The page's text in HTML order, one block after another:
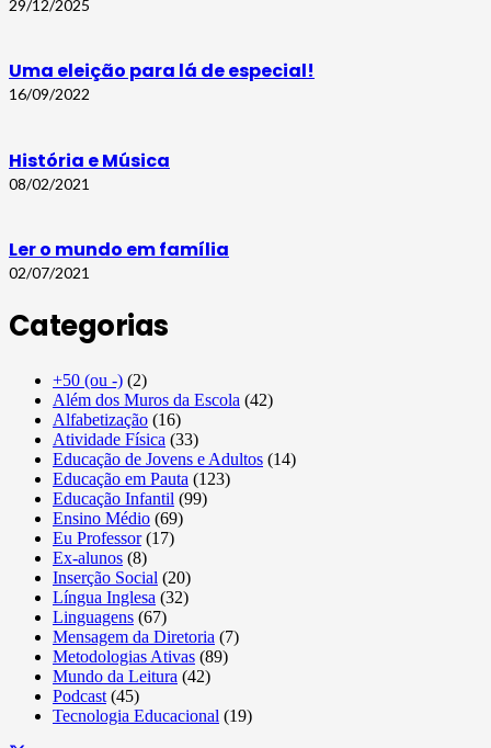
29/12/2025
Uma eleição para lá de especial!
16/09/2022
História e Música
08/02/2021
Ler o mundo em família
02/07/2021
Categorias
+50 (ou -) (2)
Além dos Muros da Escola (42)
Alfabetização (16)
Atividade Física (33)
Educação de Jovens e Adultos (14)
Educação em Pauta (123)
Educação Infantil (99)
Ensino Médio (69)
Eu Professor(17)
Ex-alunos (8)
Inserção Social (20)
Língua Inglesa (32)
Linguagens (67)
Mensagem da Diretoria (7)
Metodologias Ativas (89)
Mundo da Leitura (42)
Podcast (45)
Tecnologia Educacional (19)